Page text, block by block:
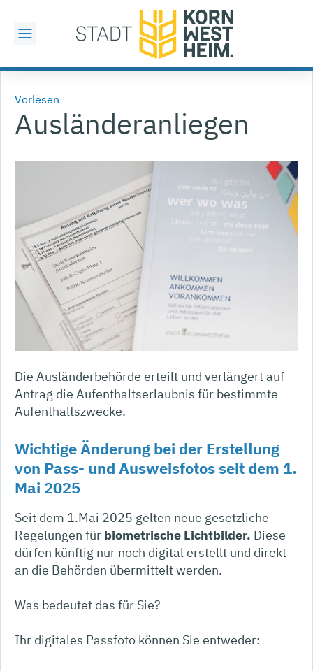
Vorlesen
Ausländeranliegen
Die Ausländerbehörde erteilt und verlängert auf
Antrag die Aufenthaltserlaubnis für bestimmte
Aufenthaltszwecke.
Wichtige Änderung bei der Erstellung
von Pass- und Ausweisfotos seit dem 1.
Mai 2025
Seit dem 1.Mai 2025 gelten neue gesetzliche
Regelungen für biometrische Lichtbilder. Diese
dürfen künftig nur noch digital erstellt und direkt
an die Behörden übermittelt werden.
Was bedeutet das für Sie?
Ihr digitales Passfoto können Sie entweder: